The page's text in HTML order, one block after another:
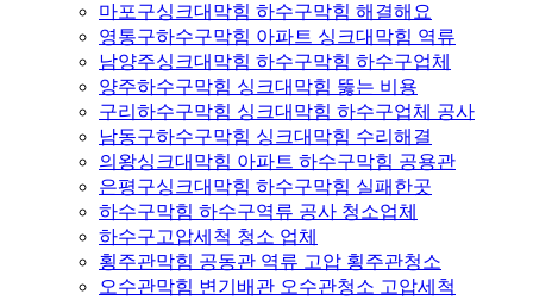
마포구싱크대막힘 하수구막힘 해결해요
영통구하수구막힘 아파트 싱크대막힘 역류
남양주싱크대막힘 하수구막힘 하수구업체
양주하수구막힘 싱크대막힘 뚫는 비용
구리하수구막힘 싱크대막힘 하수구업체 공사
남동구하수구막힘 싱크대막힘 수리해결
의왕싱크대막힘 아파트 하수구막힘 공용관
은평구싱크대막힘 하수구막힘 실패한곳
하수구막힘 하수구역류 공사 청소업체
하수구고압세척 청소 업체
횡주관막힘 공동관 역류 고압 횡주관청소
오수관막힘 변기배관 오수관청소 고압세척